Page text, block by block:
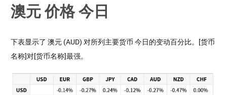
澳元 价格 今日
下表显示了 澳元 (AUD) 对所列主要货币 今日的变动百分比。[货币
名称]对[货币名称]最强。